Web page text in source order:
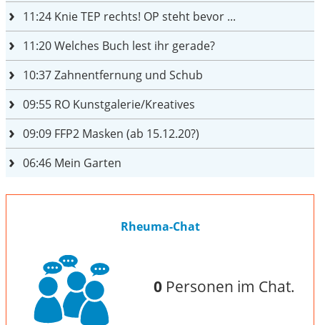
11:24 Knie TEP rechts! OP steht bevor ...
11:20Welches Buch lest ihr gerade?
10:37Zahnentfernung und Schub
09:55 RO Kunstgalerie/Kreatives
09:09 FFP2 Masken (ab 15.12.20?)
06:46 Mein Garten
Rheuma-Chat
0Personen im Chat.